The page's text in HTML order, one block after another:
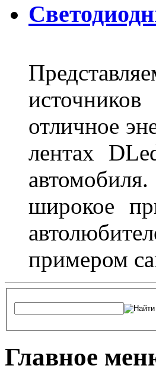
отличное
лентах
широкое
примером
Главное